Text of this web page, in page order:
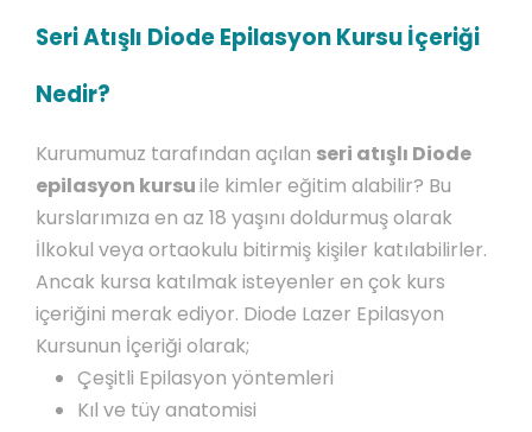
Seri Atışlı Diode Epilasyon Kursu İçeriği
Nedir?
Kurumumuz tarafından açılan seri atışlı Diode
epilasyon kursuile kimler eğitim alabilir? Bu
kurslarımıza en az 18 yaşını doldurmuş olarak
İlkokul veya ortaokulu bitirmiş kişiler katılabilirler.
Ancak kursa katılmak isteyenler en çok kurs
içeriğini merak ediyor. Diode Lazer Epilasyon
Kursunun İçeriği olarak;
Çeşitli Epilasyon yöntemleri
Kıl ve tüy anatomisi